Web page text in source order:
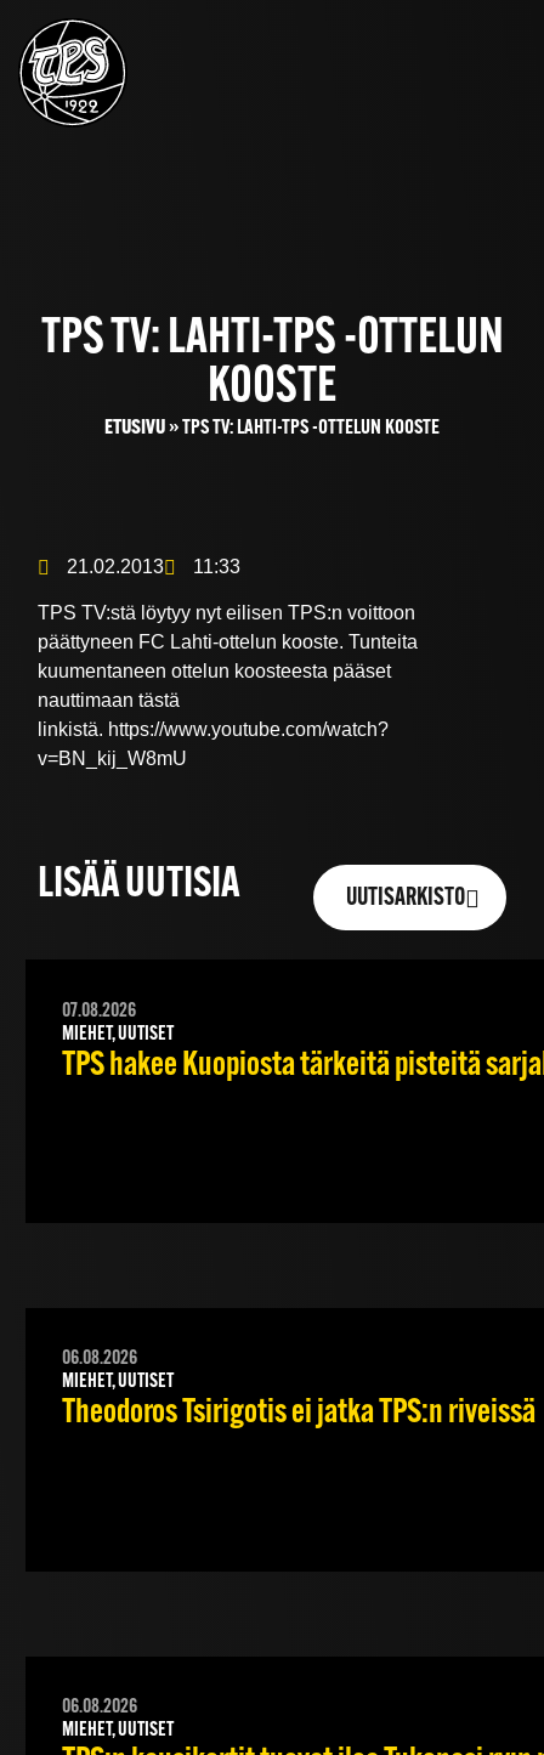
TPS TV: LAHTI-TPS -OTTELUN
KOOSTE
ETUSIVU»TPS TV: LAHTI-TPS -OTTELUN KOOSTE
21.02.2013 11:33
TPS TV:stä löytyy nyt eilisen TPS:n voittoon
päättyneen FC Lahti-ottelun kooste. Tunteita
kuumentaneen ottelun koosteesta pääset
nauttimaan tästä
linkistä. https://www.youtube.com/watch?
v=BN_kij_W8mU
LISÄÄ UUTISIA UUTISARKISTO
07.08.2026
MIEHET, UUTISET
TPS hakee Kuopiosta tärkeitä pisteitä
06.08.2026
MIEHET, UUTISET
Theodoros Tsirigotis ei jatka TPS:n riveissä
06.08.2026
MIEHET, UUTISET